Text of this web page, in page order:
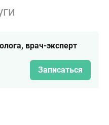
врач-эксперт
Записаться